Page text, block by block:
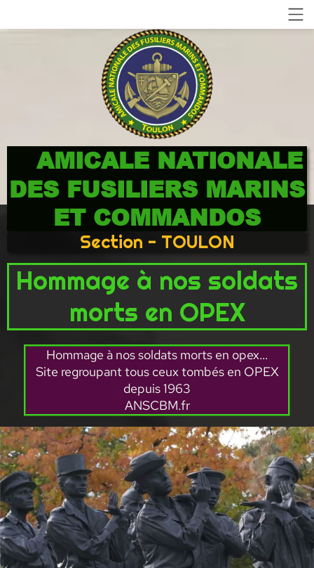
AMICALE NATIONALE
DES FUSILIERS MARINS
ET COMMANDOS
Section - TOULON
Hommage à nos soldats
morts en OPEX
Hommage à nos soldats morts en opex…
Site regroupant tous ceux tombés en OPEX
depuis 1963
ANSCBM.fr